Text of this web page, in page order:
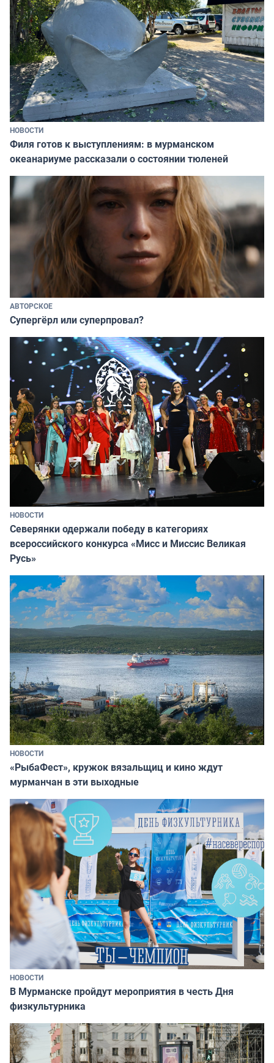
НОВОСТИ
Филя готов к выступлениям: в мурманском
океанариуме рассказали о состоянии тюленей
АВТОРСКОЕ
Супергёрл или суперпровал?
НОВОСТИ
Северянки одержали победу в категориях
всероссийского конкурса «Мисс и Миссис Великая
Русь»
НОВОСТИ
«РыбаФест», кружок вязальщиц и кино ждут
мурманчан в эти выходные
НОВОСТИ
В Мурманске пройдут мероприятия в честь Дня
физкультурника